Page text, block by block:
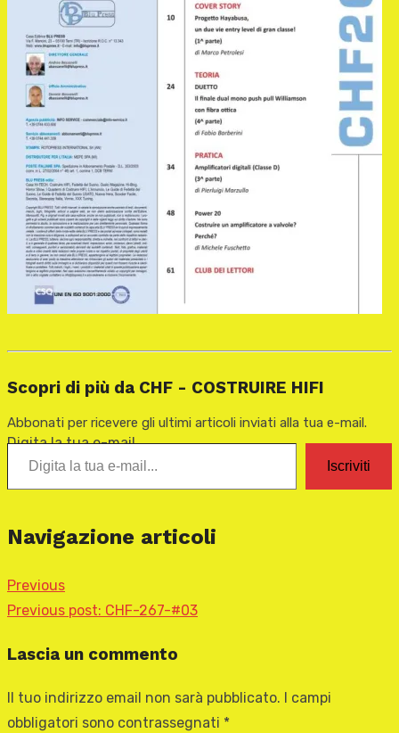
Scopri di più da CHF - COSTRUIRE HIFI
Abbonati per ricevere gli ultimi articoli inviati alla tua e-mail.
Digita la tua e-mail...
Iscriviti
Navigazione articoli
Previous
Previous post: CHF-267-#03
Lascia un commento
Il tuo indirizzo email non sarà pubblicato. I campi
obbligatori sono contrassegnati *